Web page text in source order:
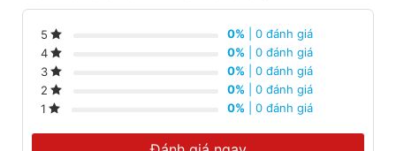
Tại thị trường Việt Nam, MacBook Air cũng là dòng
máy có tiếng vang lớn. Các thế hệ máy tính của
5 0% | 0 đánh giá
4
0% | 0 đánh giá
3
0% | 0 đánh giá
2
0% | 0 đánh giá
1
0% | 0 đánh giá